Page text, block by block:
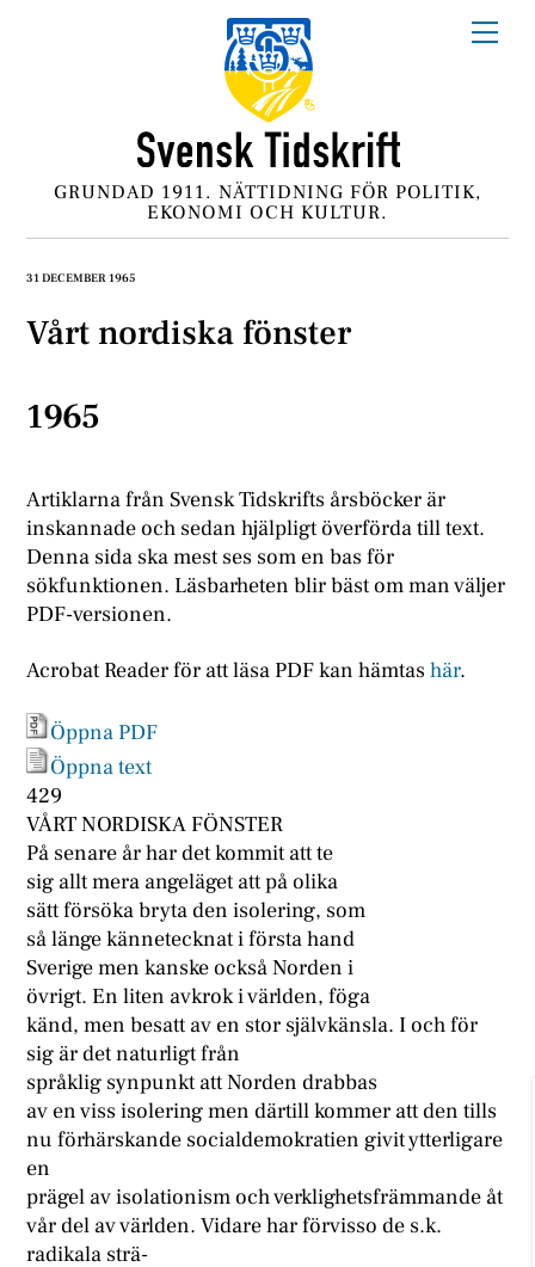
GRUNDAD 1911. NÄTTIDNING FÖR POLITIK,
EKONOMI OCH KULTUR.
31 DECEMBER 1965
Vårt nordiska fönster
1965
Artiklarna från Svensk Tidskrifts årsböcker är
inskannade och sedan hjälpligt överförda till text.
Denna sida ska mest ses som en bas för
sökfunktionen. Läsbarheten blir bäst om man väljer
PDF-versionen.
Acrobat Reader för att läsa PDF kan hämtashär.
Öppna PDF
Öppna text
429
VÅRT NORDISKA FÖNSTER
På senare år har det kommit att te
sig allt mera angeläget att på olika
sätt försöka bryta den isolering, som
så länge kännetecknat i första hand
Sverige men kanske också Norden i
övrigt. En liten avkrok i världen, föga
känd, men besatt av en stor självkänsla. I och för
sig är det naturligt från
språklig synpunkt att Norden drabbas
av en viss isolering men därtill kommer att den tills
nu förhärskande socialdemokratien givit ytterligare
en
prägel av isolationism och verklighetsfrämmande åt
vår del av världen. Vidare har förvisso de s.k.
radikala strä-